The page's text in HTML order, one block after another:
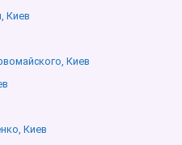
Киев
Киев
Киев